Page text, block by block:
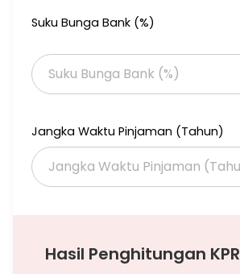
Suku Bunga Bank (%)
Jangka Waktu Pinjaman (Tahun)
Hasil Penghitungan KPR